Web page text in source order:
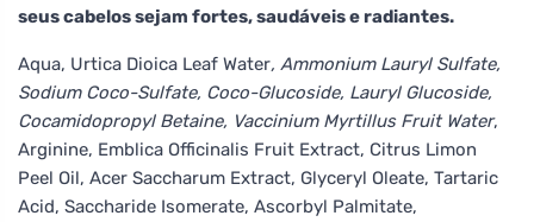
seus cabelos sejam fortes, saudáveis e radiantes.
Aqua, Urtica Dioica Leaf Water, Ammonium Lauryl Sulfate,
Sodium Coco-Sulfate, Coco-Glucoside, Lauryl Glucoside,
Cocamidopropyl Betaine, Vaccinium Myrtillus Fruit Water,
Arginine, Emblica Officinalis Fruit Extract, Citrus Limon
Peel Oil, Acer Saccharum Extract, Glyceryl Oleate, Tartaric
Acid, Saccharide Isomerate, Ascorbyl Palmitate,